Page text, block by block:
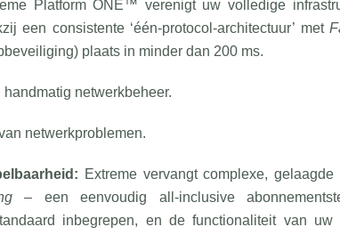
Platform ONE™ verenigt uw volledige
een consistente ‘één-protocol-architectuur’ met
plaats in minder dan 200 ms.
handmatig netwerkbeheer.
netwerkproblemen.
Extreme vervangt complexe, gelaagde
– een eenvoudig all-inclusive
inbegrepen, en de functionaliteit van